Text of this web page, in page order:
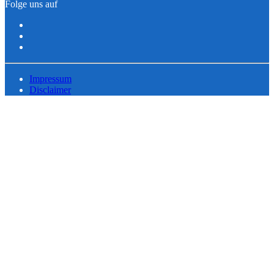
Folge uns auf
Impressum
Disclaimer